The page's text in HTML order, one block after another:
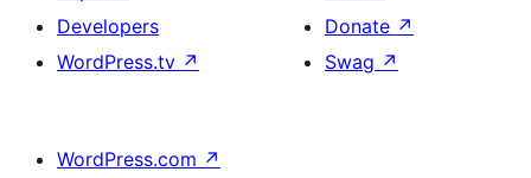
Developers
WordPress.tv ↗
Donate ↗
Swag ↗
WordPress.com ↗